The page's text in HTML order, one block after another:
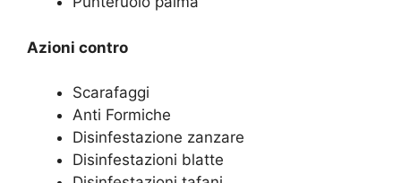
Azioni contro
Scarafaggi
Anti Formiche
Disinfestazione zanzare
Disinfestazioni blatte